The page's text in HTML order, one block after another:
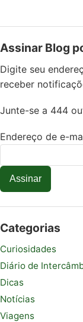
Assinar Blog
Digite seu
receber
Junte-se a 444
Endereço de e-
Assinar
Categorias
Curiosidades
Diário de
Dicas
Notícias
Viagens